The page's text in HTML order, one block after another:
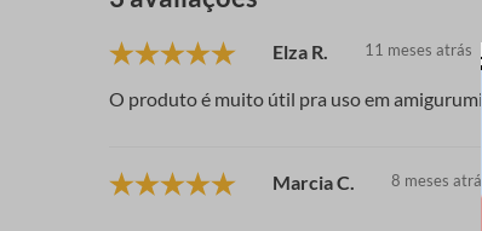
Elza R. 11 meses atrás
O produto é muito útil pra uso em amigurumi
Marcia C. 8 meses atrás